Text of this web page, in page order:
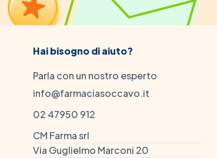
Hai bisogno di aiuto?
Parla con un nostro esperto
info@farmaciasoccavo.it
02 47950 912
CM Farma srl
Via Guglielmo Marconi 20